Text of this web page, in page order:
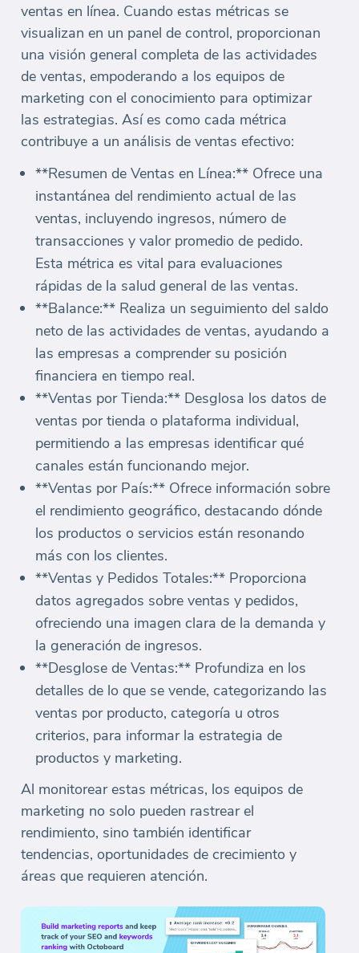
ventas en línea. Cuando estas métricas se
visualizan en un panel de control, proporcionan
una visión general completa de las actividades
de ventas, empoderando a los equipos de
marketing con el conocimiento para optimizar
las estrategias. Así es como cada métrica
contribuye a un análisis de ventas efectivo:
**Resumen de Ventas en Línea:** Ofrece una
instantánea del rendimiento actual de las
ventas, incluyendo ingresos, número de
transacciones y valor promedio de pedido.
Esta métrica es vital para evaluaciones
rápidas de la salud general de las ventas.
**Balance:** Realiza un seguimiento del saldo
neto de las actividades de ventas, ayudando a
las empresas a comprender su posición
financiera en tiempo real.
**Ventas por Tienda:** Desglosa los datos de
ventas por tienda o plataforma individual,
permitiendo a las empresas identificar qué
canales están funcionando mejor.
**Ventas por País:** Ofrece información sobre
el rendimiento geográfico, destacando dónde
los productos o servicios están resonando
más con los clientes.
**Ventas y Pedidos Totales:** Proporciona
datos agregados sobre ventas y pedidos,
ofreciendo una imagen clara de la demanda y
la generación de ingresos.
**Desglose de Ventas:** Profundiza en los
detalles de lo que se vende, categorizando las
ventas por producto, categoría u otros
criterios, para informar la estrategia de
productos y marketing.
Al monitorear estas métricas, los equipos de
marketing no solo pueden rastrear el
rendimiento, sino también identificar
tendencias, oportunidades de crecimiento y
áreas que requieren atención.